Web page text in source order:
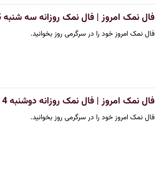
فال نمک امروز | فال نمک روزانه سه شنبه 5 خرداد ماه
فال نمک امروز خود را در سرگرمی روز بخوانید.
فال نمک امروز | فال نمک روزانه دوشنبه 4 خرداد ماه
فال نمک امروز خود را در سرگرمی روز بخوانید.